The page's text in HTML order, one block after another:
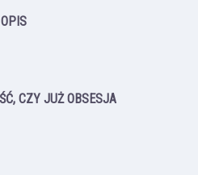
CZY JUŻ OBSESJA